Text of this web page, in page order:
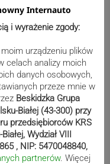
Wielkich po
Pierwsza
Kultury
Internauto
i wyrażenie zgody:
urządzeniu plików
celach analizy moich
danych osobowych,
przeze mnie w
Beskidzka Grupa
Białej (43-300) przy
przedsiębiorców KRS
Wydział VIII
, NIP: 5470048840,
partnerów. Więcej